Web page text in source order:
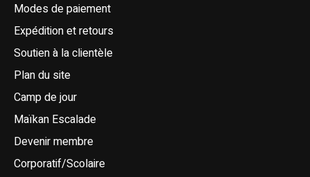
Modes de paiement
Expédition et retours
Soutien à la clientèle
Plan du site
Camp de jour
Maïkan Escalade
Devenir membre
Corporatif/Scolaire